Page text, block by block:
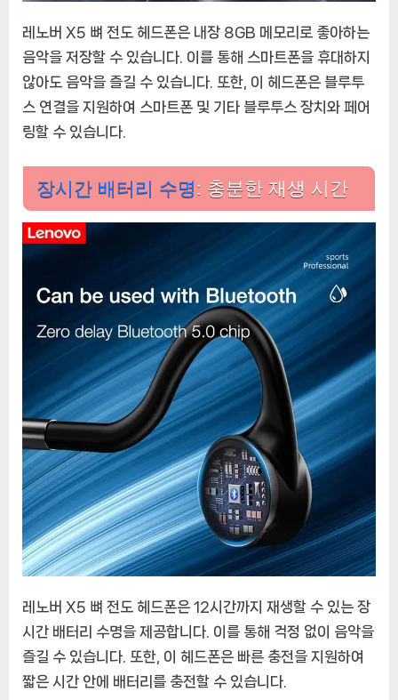
레노버 X5 뼈 전도 헤드폰은 내장 8GB 메모리로 좋아하는
음악을 저장할 수 있습니다. 이를 통해 스마트폰을 휴대하지
않아도 음악을 즐길 수 있습니다. 또한, 이 헤드폰은 블루투
스 연결을 지원하여 스마트폰 및 기타 블루투스 장치와 페어
링할 수 있습니다.
장시간 배터리 수명 : 충분한 재생 시간
레노버 X5 뼈 전도 헤드폰은 12시간까지 재생할 수 있는 장
시간 배터리 수명을 제공합니다. 이를 통해 걱정 없이 음악을
즐길 수 있습니다. 또한, 이 헤드폰은 빠른 충전을 지원하여
짧은 시간 안에 배터리를 충전할 수 있습니다.